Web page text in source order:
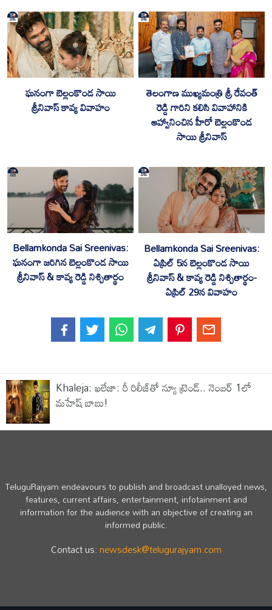
ఘనంగా బెల్లంకొండ సాయి
శ్రీనివాస్ కావ్య వివాహం
తెలంగాణ ముఖ్యమంత్రి శ్రీ రేవంత్
రెడ్డి గారిని కలిసి వివాహానికి
ఆహ్వానించిన హీరో బెల్లంకొండ
సాయి శ్రీనివాస్
Bellamkonda Sai Sreenivas:
ఘనంగా జరిగిన బెల్లంకొండ సాయి
శ్రీనివాస్ & కావ్య రెడ్డి నిశ్చితార్థం
Bellamkonda Sai Sreenivas:
ఏప్రిల్ 5న బెల్లంకొండ సాయి
శ్రీనివాస్ & కావ్య రెడ్డి నిశ్చితార్థం-
ఏప్రిల్ 29న వివాహం
Khaleja: ఖలేజా: రీ రిలీజ్‌తో న్యూ ట్రెండ్.. నెంబర్ 1లో
మహేష్ బాబు!
TeluguRajyam endeavours to publish and broadcast unalloyed news,
features, current affairs, entertainment, infotainment and
information for the audience with an objective of creating an
informed public.
Contact us:newsdesk@telugurajyam.com